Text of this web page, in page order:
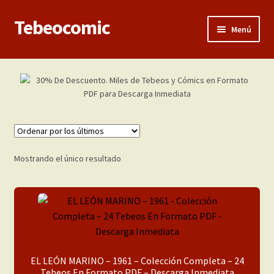
Ir
Ir
al
Tebeocomic Menú
Inicio
Franco-Belga
Adultos
Porno 3D
el
Mostrando el único resultado
EL LEÓN MARINO – 1961 – Colección Completa – 24